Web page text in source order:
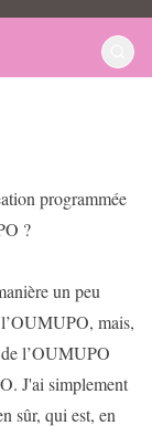
programmée
?
un peu
mais,
de l’OUMUPO
J'ai simplement
sûr, qui est, en